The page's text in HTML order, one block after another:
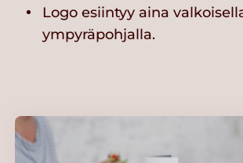
Logo esiintyy aina
ympyräpohjalla.